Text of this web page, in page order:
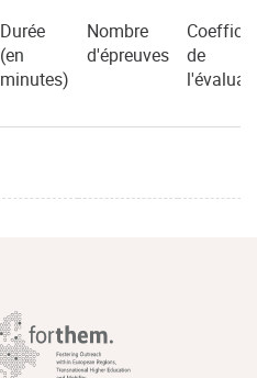
Durée
(en
minutes)
Nombre
d'épreuves
de